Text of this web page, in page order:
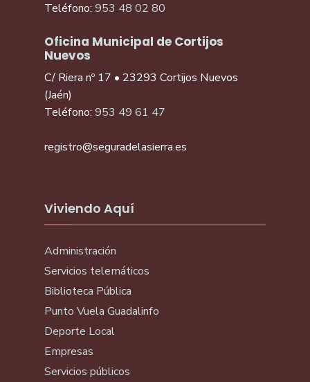
Teléfono: 953 48 02 80
Oficina Municipal de Cortijos
Nuevos
C/ Riera nº 17 • 23293 Cortijos Nuevos
(Jaén)
Teléfono: 953 49 61 47
registro@seguradelasierra.es
Viviendo Aquí
Administración
Servicios telemáticos
Biblioteca Pública
Punto Vuela Guadalinfo
Deporte Local
Empresas
Servicios públicos